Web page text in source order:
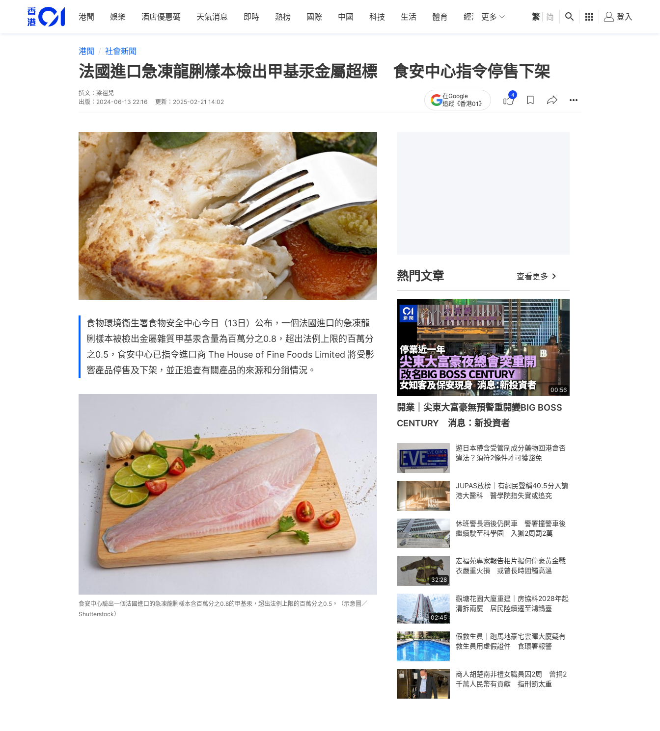
港聞 娛樂 酒店優惠碼 天氣消息 即時 熱榜 國際 中國 科技 生活 體育 經濟 01深圳 觀點 健康 好食玩飛
更多 繁 简 登入
港聞 社會新聞
法國進口急凍龍脷樣本檢出甲基汞金屬超標 食安中心指令停售下架
撰文： 梁祖兒
出版： 2024-06-13 22:16 更新： 2025-02-21 14:02
在Google
追蹤《香港01》
4
食物環境衞生署食物安全中心今日（13日）公布，一個法國進口的急凍龍
脷樣本被檢出金屬雜質甲基汞含量為百萬分之0.8，超出法例上限的百萬分
之0.5，食安中心已指令進口商 The House of Fine Foods Limited 將受影
響產品停售及下架，並正追查有關產品的來源和分銷情況。
食安中心驗出一個法國進口的急凍龍脷樣本含百萬分之0.8的甲基汞，超出法例上限的百萬分之0.5。（示意圖／
Shutterstock）
熱門文章 查看更多
00:56
開業｜尖東大富豪無預警重開變BIG BOSS
CENTURY 消息：新投資者
遊日本帶含受管制成分藥物回港會否
違法？須符2條件才可獲豁免
JUPAS放榜｜有網民聲稱40.5分入讀
港大醫科 醫學院指失實或追究
休班警長酒後仍開車 警署撞警車後
繼續駛至科學園 入獄2周罰2萬
32:28
宏福苑專家報告相片揭何偉豪黃金戰
衣嚴重火損 或曾長時間觸高溫
02:45
觀塘花園大廈重建｜房協料2028年起
清拆兩廈 居民陸續遷至鴻鵠臺
假救生員｜跑馬地豪宅雲暉大廈疑有
救生員用虛假證件 食環署報警
商人胡楚南非禮女職員囚2周 曾捐2
千萬人民幣有貢獻 指刑罰太重